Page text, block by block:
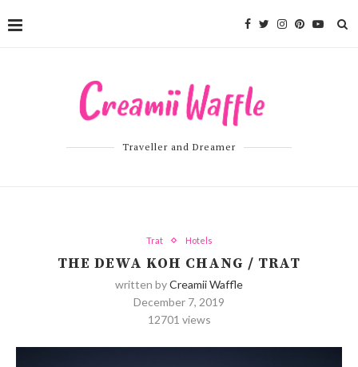
Traveller and Dreamer
Trat Hotels
THE DEWA KOH CHANG / TRAT
written byCreamii Waffle
December 7, 2019
12701 views